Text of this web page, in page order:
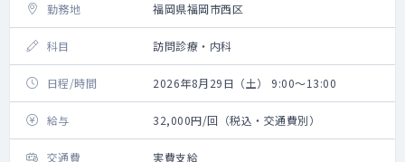
勤務地 福岡県福岡市西区
科目 訪問診療・内科
日程/時間 2026年8月29日（土） 9:00～13:00
給与 32,000円/回（税込・交通費別）
交通費 実費支給